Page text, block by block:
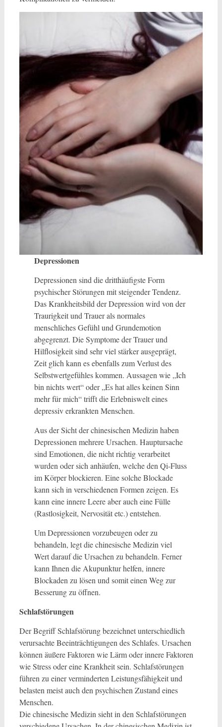
Depressionen
Depressionen sind die dritthäufigste Form
psychischer Störungen mit steigender Tendenz.
Das Krankheitsbild der Depression wird von der
Traurigkeit und Trauer als normales
menschliches Gefühl und Grundemotion
abgegrenzt. Die Symptome der Trauer und
Hilflosigkeit sind sehr viel stärker ausgeprägt,
Zeit glich kann es ebenfalls zum Verlust des
Selbstwertgefühles kommen. Aussagen wie „Ich
bin nichts wert“ oder „Es hat alles keinen Sinn
mehr für mich“ trifft die Erlebniswelt eines
depressiv erkrankten Menschen.
Aus der Sicht der chinesischen Medizin haben
Depressionen mehrere Ursachen. Hauptursache
sind Emotionen, die nicht richtig verarbeitet
wurden oder sich anhäufen, welche den Qi-Fluss
im Körper blockieren. Eine solche Blockade
kann sich in verschiedenen Formen zeigen. Es
kann eine innere Leere aber auch eine Fülle
(Rastlosigkeit, Nervosität etc.) entstehen.
Um Depressionen vorzubeugen oder zu
behandeln, legt die chinesische Medizin viel
Wert darauf die Ursachen zu behandeln. Ferner
kann Ihnen die Akupunktur helfen, innere
Blockaden zu lösen und somit einen Weg zur
Besserung zu öffnen.
Schlafstörungen
Der Begriff Schlafstörung bezeichnet unterschiedlich
verursachte Beeinträchtigungen des Schlafes. Ursachen
können äußere Faktoren wie Lärm oder innere Faktoren
wie Stress oder eine Krankheit sein. Schlafstörungen
führen zu einer verminderten Leistungsfähigkeit und
belasten meist auch den psychischen Zustand eines
Menschen.
Die chinesische Medizin sieht in den Schlafstörungen